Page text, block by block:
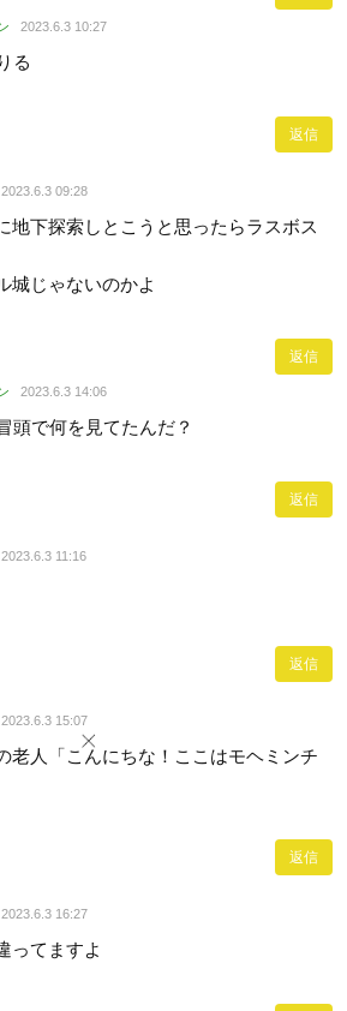
2023.6.3 10:27
る
返信
2023.6.3 09:28
地下探索しとこうと思ったらラスボス
城じゃないのかよ
返信
2023.6.3 14:06
頭で何を見てたんだ？
返信
2023.6.3 11:16
返信
2023.6.3 15:07
老人「こんにちな！ここはモヘミンチ
返信
2023.6.3 16:27
ってますよ